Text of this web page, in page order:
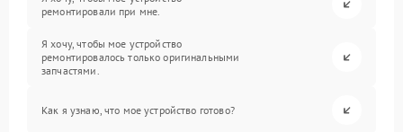
ремонтировали при мне.
Я хочу, чтобы мое устройство
ремонтировалось только оригинальными
запчастями.
Как я узнаю, что мое устройство готово?